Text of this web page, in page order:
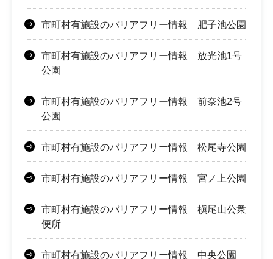
市町村有施設のバリアフリー情報 肥子池公園
市町村有施設のバリアフリー情報 放光池1号
公園
市町村有施設のバリアフリー情報 前奈池2号
公園
市町村有施設のバリアフリー情報 松尾寺公園
市町村有施設のバリアフリー情報 宮ノ上公園
市町村有施設のバリアフリー情報 槇尾山公衆
便所
市町村有施設のバリアフリー情報 中央公園